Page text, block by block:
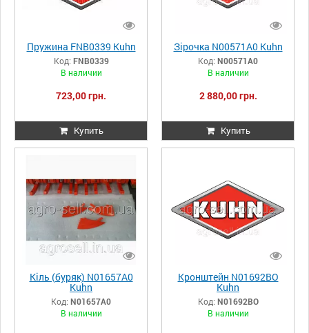
Пружина FNB0339 Kuhn
Код: FNB0339
В наличии
723,00 грн.
Купить
Зірочка N00571A0 Kuhn
Код: N00571A0
В наличии
2 880,00 грн.
Купить
Кіль (буряк) N01657A0
Kuhn
Код: N01657A0
В наличии
Кронштейн N01692BO
Kuhn
Код: N01692BO
В наличии